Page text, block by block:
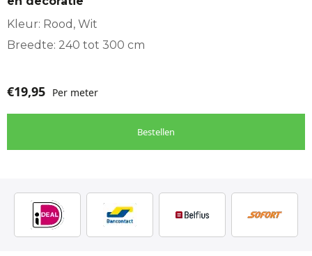
Kleur: Rood, Wit
Breedte: 240 tot 300 cm
€19,95 Per meter
Bestellen